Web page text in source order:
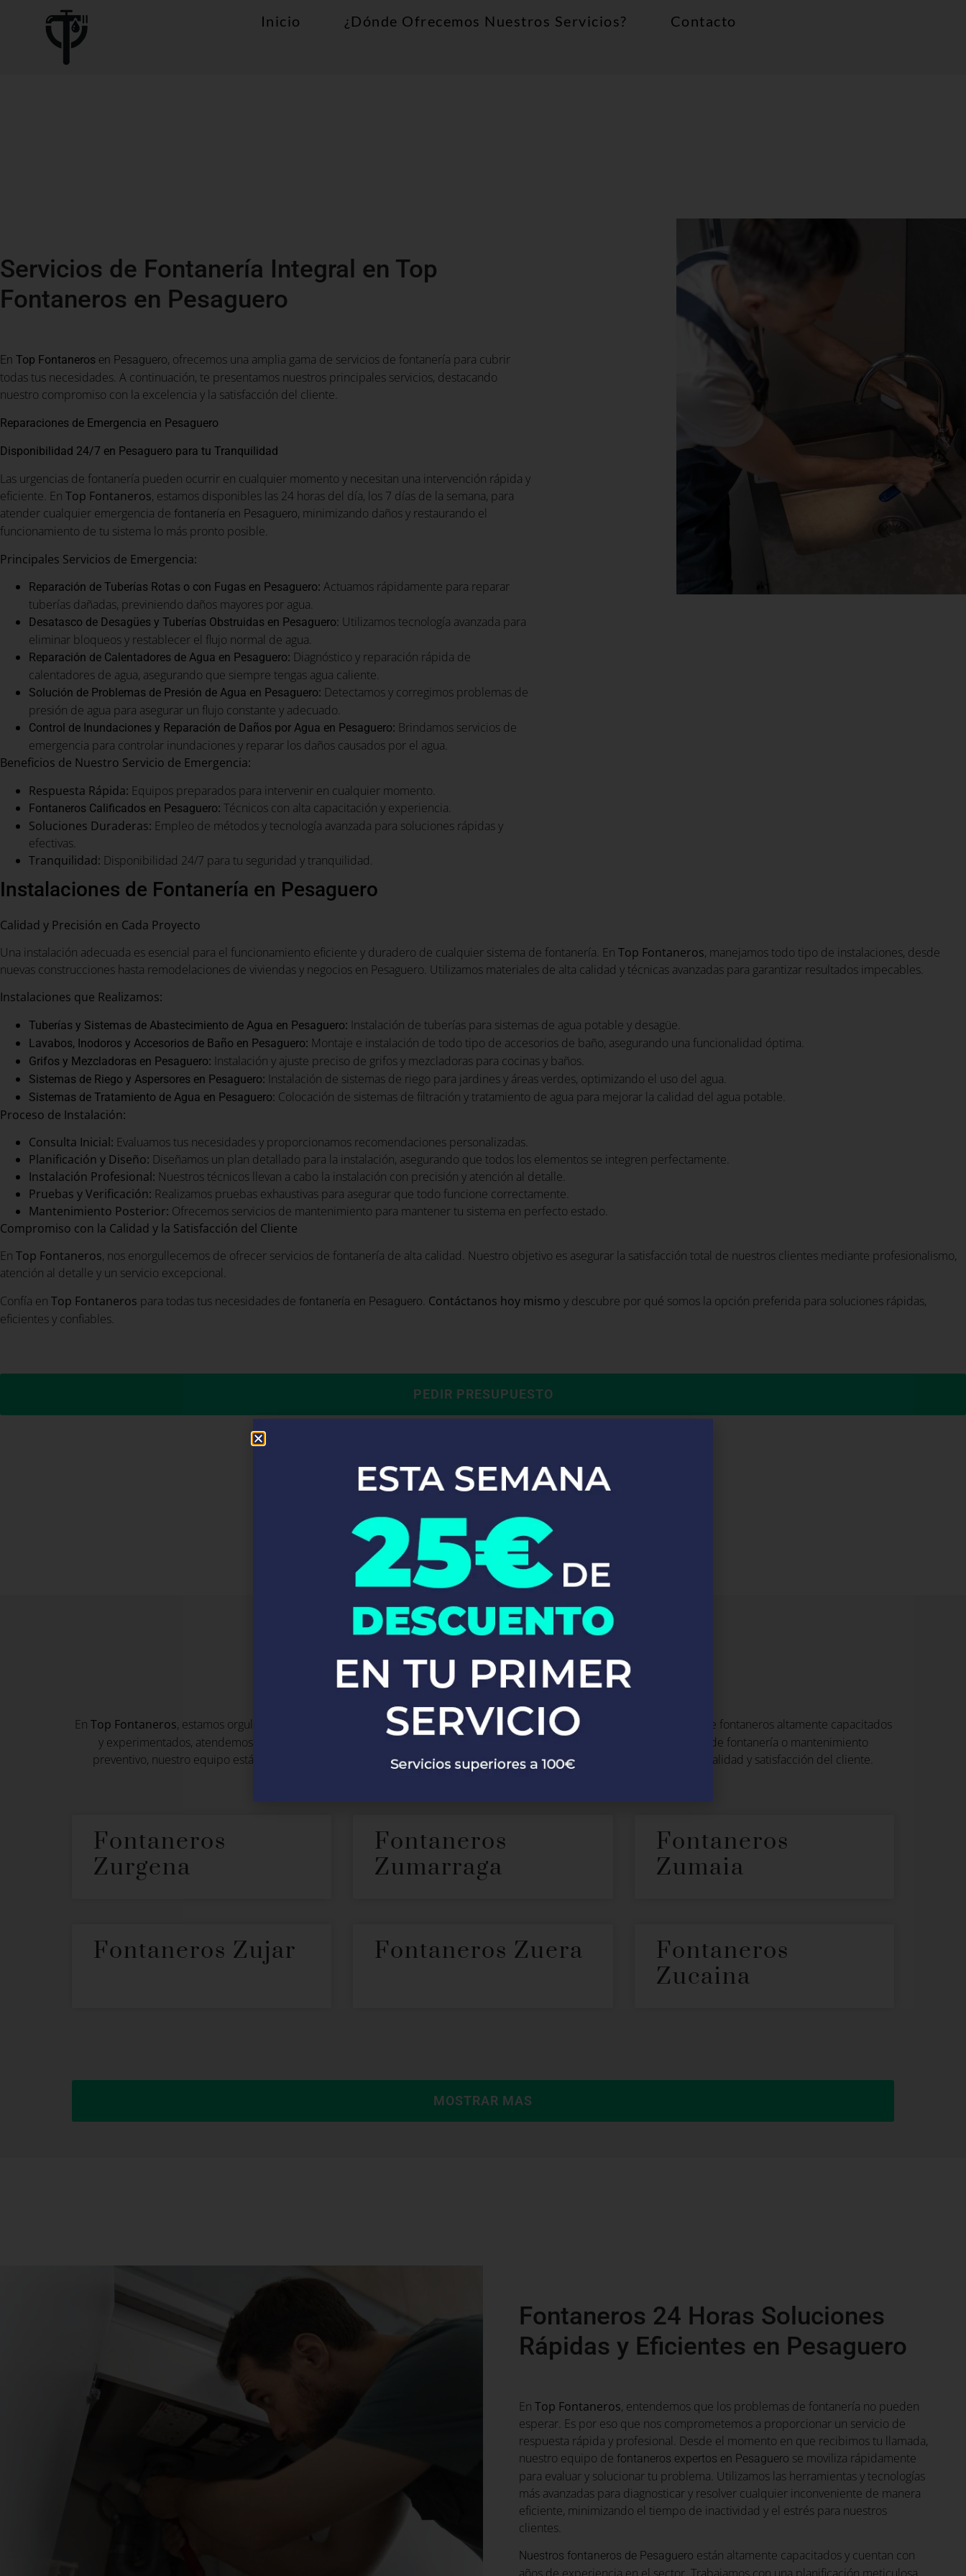
Inicio ¿Dónde Ofrecemos Nuestros Servicios? Contacto
Servicios de Fontanería Integral en Top
Fontaneros en Pesaguero
En Top Fontaneros en Pesaguero, ofrecemos una amplia gama de servicios de fontanería para cubrir
todas tus necesidades. A continuación, te presentamos nuestros principales servicios, destacando
nuestro compromiso con la excelencia y la satisfacción del cliente.
Reparaciones de Emergencia en Pesaguero
Disponibilidad 24/7 en Pesaguero para tu Tranquilidad
Las urgencias de fontanería pueden ocurrir en cualquier momento y necesitan una intervención rápida y
eficiente. En Top Fontaneros, estamos disponibles las 24 horas del día, los 7 días de la semana, para
atender cualquier emergencia de fontanería en Pesaguero, minimizando daños y restaurando el
funcionamiento de tu sistema lo más pronto posible.
Principales Servicios de Emergencia:
Reparación de Tuberías Rotas o con Fugas en Pesaguero: Actuamos rápidamente para reparar
tuberías dañadas, previniendo daños mayores por agua.
Desatasco de Desagües y Tuberías Obstruidas en Pesaguero: Utilizamos tecnología avanzada para
eliminar bloqueos y restablecer el flujo normal de agua.
Reparación de Calentadores de Agua en Pesaguero: Diagnóstico y reparación rápida de
calentadores de agua, asegurando que siempre tengas agua caliente.
Solución de Problemas de Presión de Agua en Pesaguero: Detectamos y corregimos problemas de
presión de agua para asegurar un flujo constante y adecuado.
Control de Inundaciones y Reparación de Daños por Agua en Pesaguero: Brindamos servicios de
emergencia para controlar inundaciones y reparar los daños causados por el agua.
Beneficios de Nuestro Servicio de Emergencia:
Respuesta Rápida: Equipos preparados para intervenir en cualquier momento.
Fontaneros Calificados en Pesaguero: Técnicos con alta capacitación y experiencia.
Soluciones Duraderas: Empleo de métodos y tecnología avanzada para soluciones rápidas y
efectivas.
Tranquilidad: Disponibilidad 24/7 para tu seguridad y tranquilidad.
Instalaciones de Fontanería en Pesaguero
Calidad y Precisión en Cada Proyecto
Una instalación adecuada es esencial para el funcionamiento eficiente y duradero de cualquier sistema de fontanería. En Top Fontaneros, manejamos todo tipo de instalaciones, desde
nuevas construcciones hasta remodelaciones de viviendas y negocios en Pesaguero. Utilizamos materiales de alta calidad y técnicas avanzadas para garantizar resultados impecables.
Instalaciones que Realizamos:
Tuberías y Sistemas de Abastecimiento de Agua en Pesaguero: Instalación de tuberías para sistemas de agua potable y desagüe.
Lavabos, Inodoros y Accesorios de Baño en Pesaguero: Montaje e instalación de todo tipo de accesorios de baño, asegurando una funcionalidad óptima.
Grifos y Mezcladoras en Pesaguero: Instalación y ajuste preciso de grifos y mezcladoras para cocinas y baños.
Sistemas de Riego y Aspersores en Pesaguero: Instalación de sistemas de riego para jardines y áreas verdes, optimizando el uso del agua.
Sistemas de Tratamiento de Agua en Pesaguero: Colocación de sistemas de filtración y tratamiento de agua para mejorar la calidad del agua potable.
Proceso de Instalación:
Consulta Inicial: Evaluamos tus necesidades y proporcionamos recomendaciones personalizadas.
Planificación y Diseño: Diseñamos un plan detallado para la instalación, asegurando que todos los elementos se integren perfectamente.
Instalación Profesional: Nuestros técnicos llevan a cabo la instalación con precisión y atención al detalle.
Pruebas y Verificación: Realizamos pruebas exhaustivas para asegurar que todo funcione correctamente.
Mantenimiento Posterior: Ofrecemos servicios de mantenimiento para mantener tu sistema en perfecto estado.
Compromiso con la Calidad y la Satisfacción del Cliente
En Top Fontaneros, nos enorgullecemos de ofrecer servicios de fontanería de alta calidad. Nuestro objetivo es asegurar la satisfacción total de nuestros clientes mediante profesionalismo,
atención al detalle y un servicio excepcional.
Confía en Top Fontaneros para todas tus necesidades de fontanería en Pesaguero. Contáctanos hoy mismo y descubre por qué somos la opción preferida para soluciones rápidas,
eficientes y confiables.
PEDIR PRESUPUESTO
Fontaneros en Pesaguero
En Top Fontaneros, estamos orgullosos de ofrecer nuestros servicios defontanería profesional en Pesaguero
. Con una red de fontaneros altamente capacitados
y experimentados, atendemos a clientes en Pesaguero. Ya sea que necesites reparaciones de emergencia, instalaciones de fontanería o mantenimiento
preventivo, nuestro equipo está listo para proporcionarte soluciones rápidas y eficaces, garantizando siempre la máxima calidad y satisfacción del cliente.
Fontaneros
Zurgena
Fontaneros
Zumarraga
Fontaneros
Zumaia
Fontaneros Zujar Fontaneros Zuera
Fontaneros
Zucaina
MOSTRAR MAS
Fontaneros 24 Horas Soluciones
Rápidas y Eficientes en Pesaguero
En Top Fontaneros, entendemos que los problemas de fontanería no pueden
esperar. Es por eso que nos comprometemos a proporcionar un servicio de
respuesta rápida y profesional. Desde el momento en que recibimos tu llamada,
nuestro equipo de fontaneros expertos en Pesaguero se moviliza rápidamente
para evaluar y solucionar tu problema. Utilizamos las herramientas y tecnologías
más avanzadas para diagnosticar y resolver cualquier inconveniente de manera
eficiente, minimizando el tiempo de inactividad y el estrés para nuestros
clientes.
Nuestros fontaneros de Pesaguero están altamente capacitados y cuentan con